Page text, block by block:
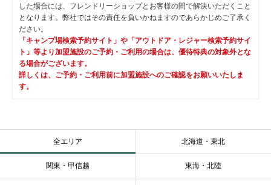
した場合には、フレンドリーショップとお客様の間で解決いただくこと
となります。弊社ではその責任を負いかねますのであらかじめご了承く
ださい。
「キャンプ場検索予約サイト」や「アウトドア・レジャー検索予約サイ
ト」等より加盟施設のご予約・ご利用の場合は、優待特典の対象外とな
る場合がございます。
詳しくは、ご予約・ご利用前に加盟施設へのご確認をお願いいたしま
す。
全エリア 北海道・東北
関東・甲信越 東海・北陸